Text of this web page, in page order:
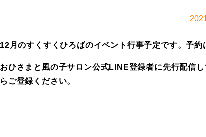
12月のすくすくひろばのイベント行事予定です。予約
おひさまと風の子サロン公式LINE登録者に先行配信
らご登録ください。